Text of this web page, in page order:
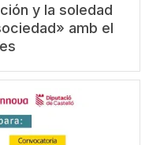
y la soledad
amb el